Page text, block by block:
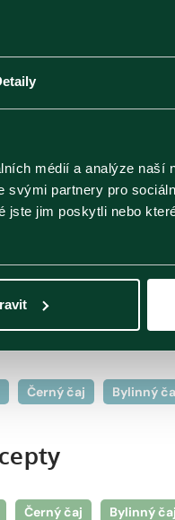
médií a analýze naší
partnery pro
jim poskytli nebo
Tea
získáte články a
Černý čaj Bylinný
Černý čaj Bylinný čaj